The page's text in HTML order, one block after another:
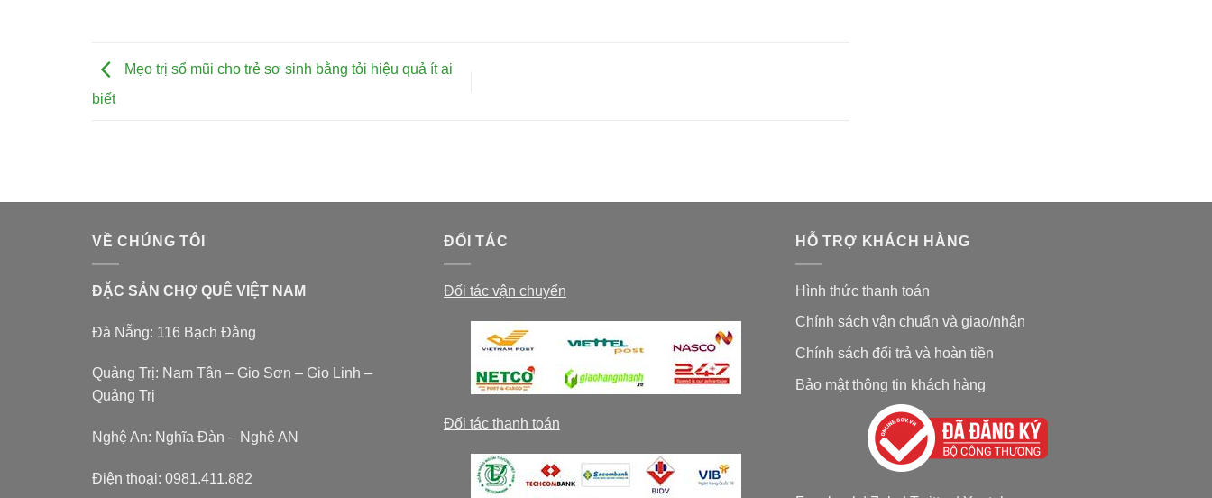
Mẹo trị sổ mũi cho trẻ sơ sinh bằng tỏi hiệu quả ít ai
biết
VỀ CHÚNG TÔI
ĐẶC SẢN CHỢ QUÊ VIỆT NAM
Đà Nẵng: 116 Bạch Đằng
Quảng Trị: Nam Tân – Gio Sơn – Gio Linh –
Quảng Trị
Nghệ An: Nghĩa Đàn – Nghệ AN
Điện thoại: 0981.411.882
ĐỐI TÁC
Đối tác vận chuyển
Đối tác thanh toán
HỖ TRỢ KHÁCH HÀNG
Hình thức thanh toán
Chính sách vận chuẩn và giao/nhận
Chính sách đổi trả và hoàn tiền
Bảo mật thông tin khách hàng